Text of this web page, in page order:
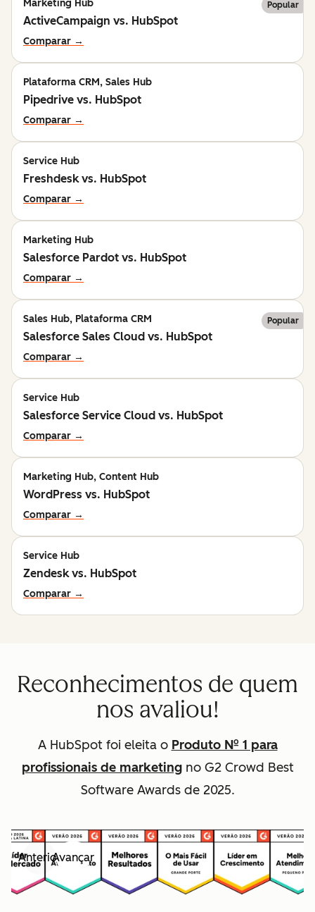
Marketing Hub Popular
ActiveCampaign vs. HubSpot
Comparar →
Plataforma CRM, Sales Hub
Pipedrive vs. HubSpot
Comparar →
Service Hub
Freshdesk vs. HubSpot
Comparar →
Marketing Hub
Salesforce Pardot vs. HubSpot
Comparar →
Sales Hub, Plataforma CRM Popular
Salesforce Sales Cloud vs. HubSpot
Comparar →
Service Hub
Salesforce Service Cloud vs. HubSpot
Comparar →
Marketing Hub, Content Hub
WordPress vs. HubSpot
Comparar →
Service Hub
Zendesk vs. HubSpot
Comparar →
Reconhecimentos de quem
nos avaliou!
A HubSpot foi eleita o Produto Nº 1 para
profissionais de marketingno G2 Crowd Best
Software Awards de 2025.
AnteriorAvançar